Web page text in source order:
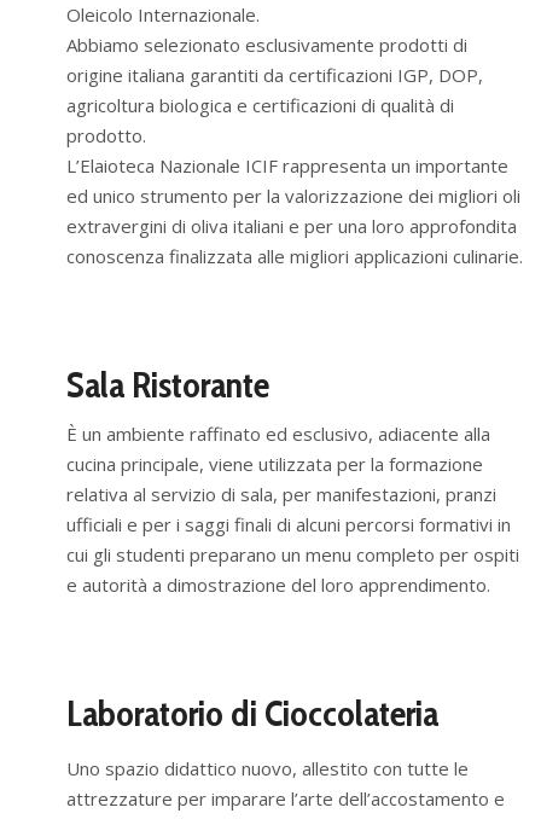
Oleicolo Internazionale.
Abbiamo selezionato esclusivamente prodotti di
origine italiana garantiti da certificazioni IGP, DOP,
agricoltura biologica e certificazioni di qualità di
prodotto.
L’Elaioteca Nazionale ICIF rappresenta un importante
ed unico strumento per la valorizzazione dei migliori oli
extravergini di oliva italiani e per una loro approfondita
conoscenza finalizzata alle migliori applicazioni culinarie.
Sala Ristorante
È un ambiente raffinato ed esclusivo, adiacente alla
cucina principale, viene utilizzata per la formazione
relativa al servizio di sala, per manifestazioni, pranzi
ufficiali e per i saggi finali di alcuni percorsi formativi in
cui gli studenti preparano un menu completo per ospiti
e autorità a dimostrazione del loro apprendimento.
Laboratorio di Cioccolateria
Uno spazio didattico nuovo, allestito con tutte le
attrezzature per imparare l’arte dell’accostamento e